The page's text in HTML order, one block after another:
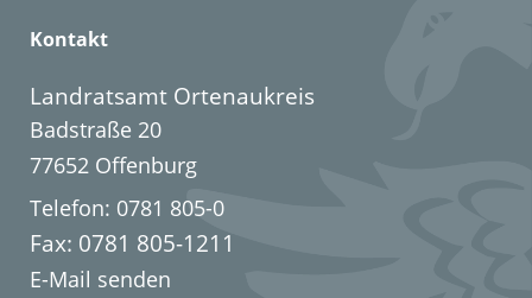
Kontakt
Landratsamt Ortenaukreis
Badstraße 20
77652 Offenburg
Telefon: 0781 805-0
Fax: 0781 805-1211
E-Mail senden